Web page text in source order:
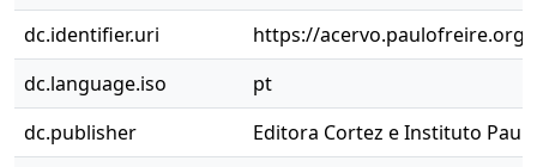
dc.identifier.uri
https://acervo.paulofreire.org/
dc.language.iso
pt
dc.publisher
Editora Cortez e Instituto